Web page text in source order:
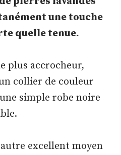
une touche
quelle tenue.
plus accrocheur,
collier de couleur
simple robe noire
excellent moyen